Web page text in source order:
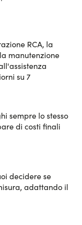
attiva
RCA, la
manutenzione
su 7
sempre lo stesso
di costi finali
decidere se
adattando il